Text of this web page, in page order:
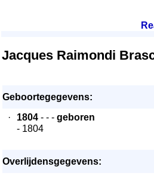
Jacques Raimondi
Geboortegegevens:
·
1804 - - - geboren
- 1804
Overlijdensgegevens: